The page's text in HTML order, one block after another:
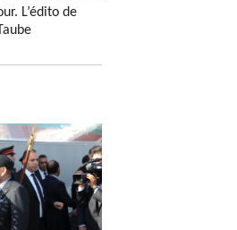
L’édito de